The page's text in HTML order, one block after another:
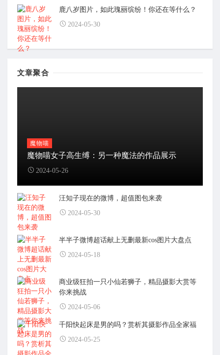
鹿八岁图片，如此瑰丽缤纷！你还在等什么？
2024-05-30
文章聚合
魔物喵
魔物喵女子高生缚：另一种魔法的作品展示
2024-05-26
汪知子现在的微博，超值图包来袭
2024-05-30
半半子微博超话献上无删最新cos图片大盘点
2024-05-18
商业级狂拍一只小仙若狮子，精品摄影大赏等
你来挑战
2024-05-06
千阳快起床是男的吗？赏析其摄影作品全家福
2024-05-25